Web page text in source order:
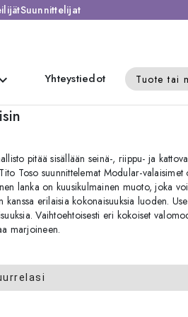
Suunnittelijat
Yhteystiedot Tuote tai
pitää sisällään seinä-, riippu- ja
Toso suunnittelemat Modular-valaisimet
lanka on kuusikulmainen muoto, joka
kanssa erilaisia kokonaisuuksia luoden.
Vaihtoehtoisesti eri kokoiset
marjoineen.